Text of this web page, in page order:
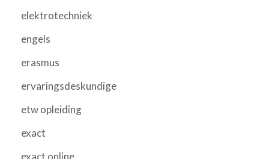
elektrotechniek
engels
erasmus
ervaringsdeskundige
etw opleiding
exact
exact online